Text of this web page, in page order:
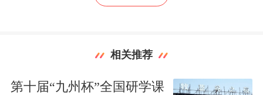
相关推荐
第十届“九州杯”全国研学课